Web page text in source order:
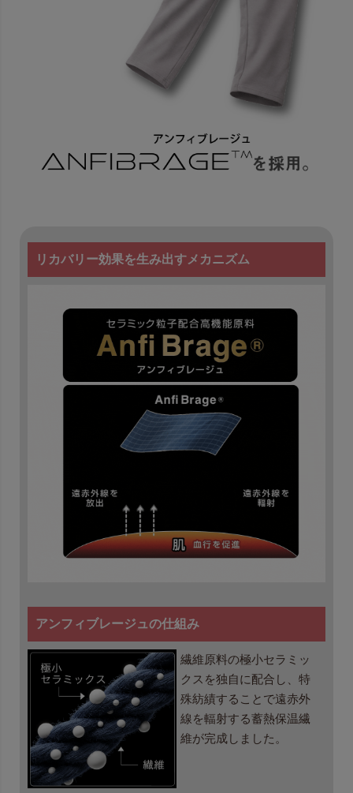
リカバリー効果を生み出すメカニズム
アンフィブレージュの仕組み
繊維原料の極小セラミッ
クスを独自に配合し、特
殊紡績することで遠赤外
線を輻射する蓄熱保温繊
維が完成しました。